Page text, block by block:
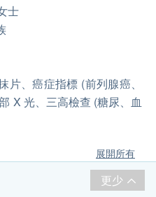
士
片、癌症指標 (前列腺癌、
X 光、三高檢查 (糖尿、血
展開所有
更少